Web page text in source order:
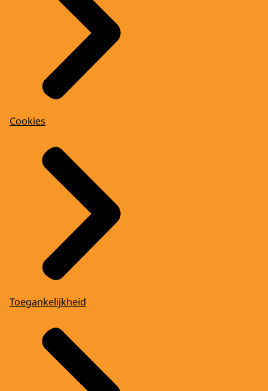
Cookies
Toegankelijkheid